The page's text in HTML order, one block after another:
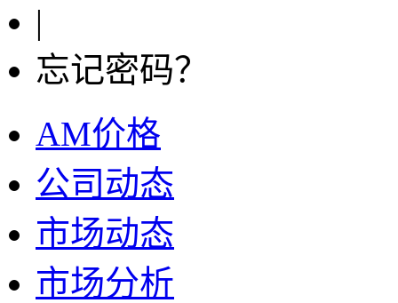
|
忘记密码？
AM价格
公司动态
市场动态
市场分析